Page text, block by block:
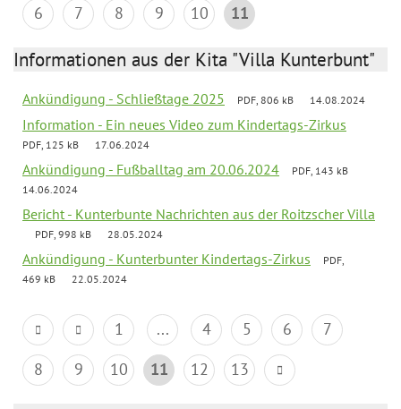
6
7 8 9 10 11
Informationen aus der Kita "Villa Kunterbunt"
Ankündigung - Schließtage 2025 PDF, 806 kB 14.08.2024
Information - Ein neues Video zum Kindertags-Zirkus
PDF, 125 kB 17.06.2024
Ankündigung - Fußballtag am 20.06.2024
PDF, 143 kB
14.06.2024
Bericht - Kunterbunte Nachrichten aus der Roitzscher Villa
PDF, 998 kB 28.05.2024
Ankündigung - Kunterbunter Kindertags-Zirkus
PDF,
469 kB
22.05.2024
1 ... 4 5 6
7
8
9 10 11 12 13